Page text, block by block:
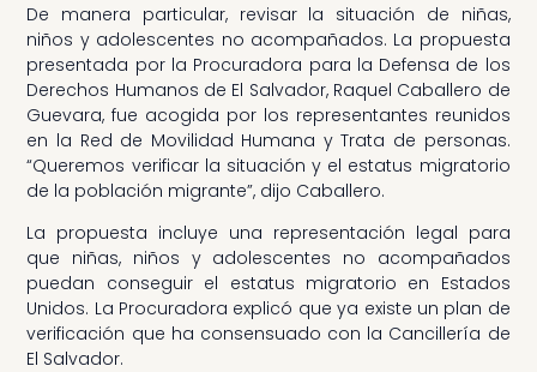
De manera particular, revisar la situación de niñas,
niños y adolescentes no acompañados. La propuesta
presentada por la Procuradora para la Defensa de los
Derechos Humanos de El Salvador, Raquel Caballero de
Guevara, fue acogida por los representantes reunidos
en la Red de Movilidad Humana y Trata de personas.
“Queremos verificar la situación y el estatus migratorio
de la población migrante”, dijo Caballero.
La propuesta incluye una representación legal para
que niñas, niños y adolescentes no acompañados
puedan conseguir el estatus migratorio en Estados
Unidos. La Procuradora explicó que ya existe un plan de
verificación que ha consensuado con la Cancillería de
El Salvador.